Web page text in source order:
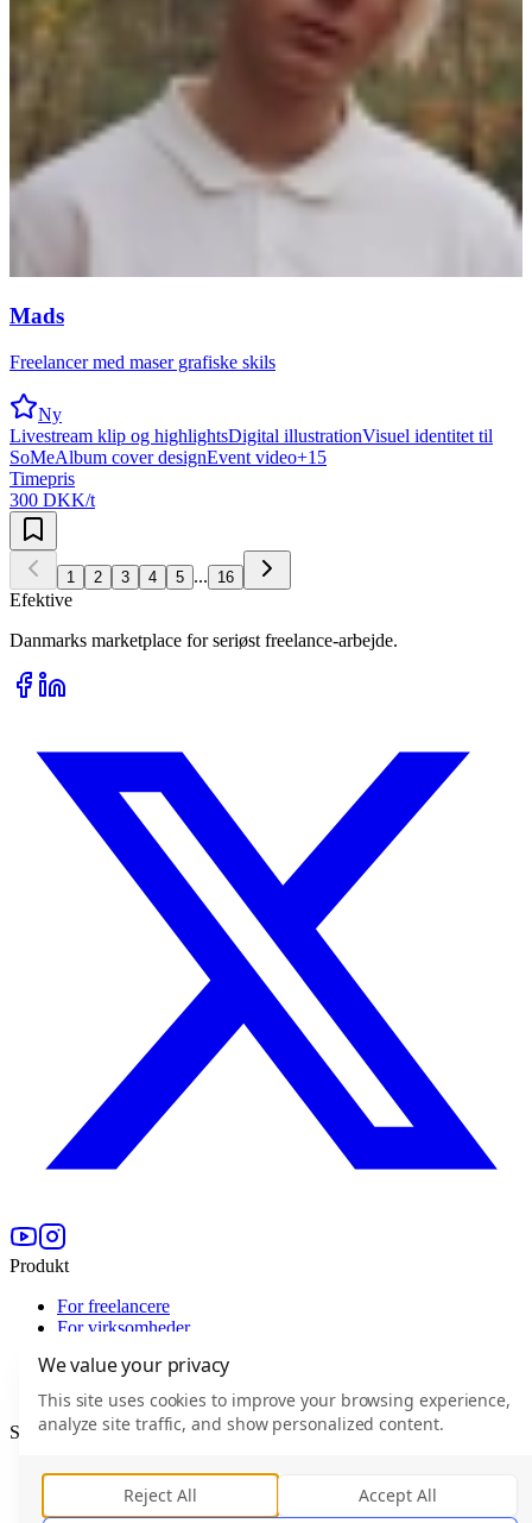
Mads
Freelancer med maser grafiske skils
Ny
Livestream klip og highlightsDigital illustrationVisuel identitet til
SoMeAlbum cover designEvent video+15
Timepris
300 DKK/t
1 2 3 4 5 ... 16
Efektive
Danmarks marketplace for seriøst freelance-arbejde.
Produkt
For freelancere
For virksomheder
Priser
For Enterprise
Selskab
Hvem er Efektive
0)
Blog
We value your privacy
This site uses cookies to improve your browsing experience,
analyze site traffic, and show personalized content.
Reject All Accept All